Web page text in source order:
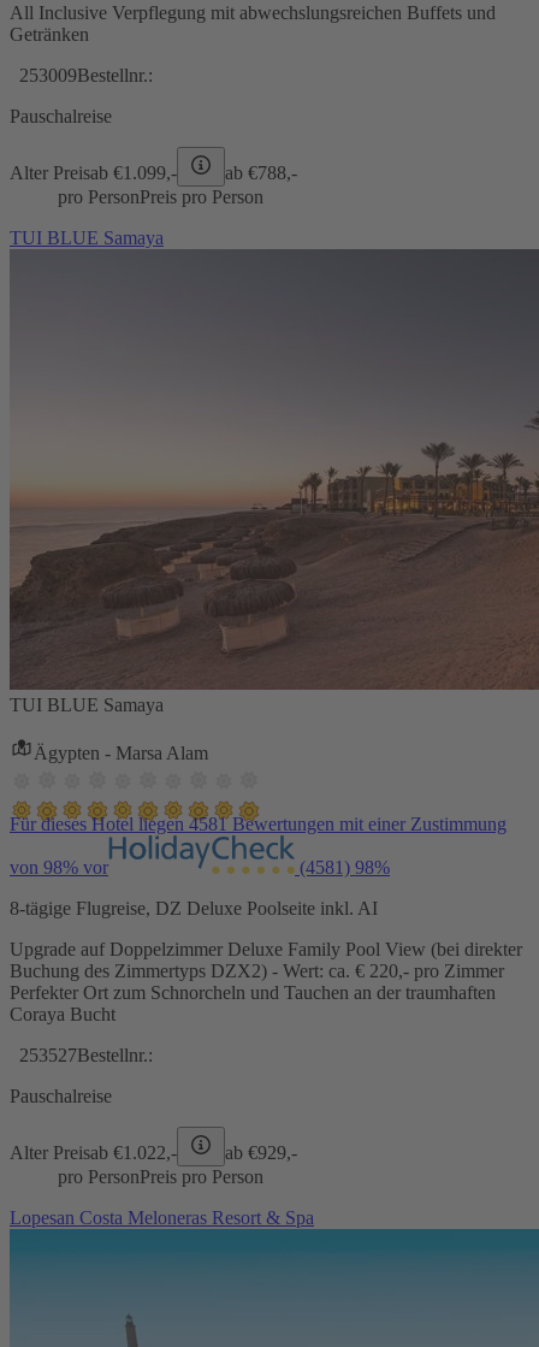
All Inclusive Verpflegung mit abwechslungsreichen Buffets und
Getränken
253009Bestellnr.:
Pauschalreise
Alter Preisab €1.099,- ab €788,-
pro PersonPreis pro Person
TUI BLUE Samaya
TUI BLUE Samaya
Ägypten - Marsa Alam
Für dieses Hotel liegen 4581 Bewertungen mit einer Zustimmung
von 98% vor (4581) 98%
8-tägige Flugreise, DZ Deluxe Poolseite inkl. AI
Upgrade auf Doppelzimmer Deluxe Family Pool View (bei direkter
Buchung des Zimmertyps DZX2) - Wert: ca. € 220,- pro Zimmer
Perfekter Ort zum Schnorcheln und Tauchen an der traumhaften
Coraya Bucht
253527Bestellnr.:
Pauschalreise
Alter Preisab €1.022,- ab €929,-
pro PersonPreis pro Person
Lopesan Costa Meloneras Resort & Spa